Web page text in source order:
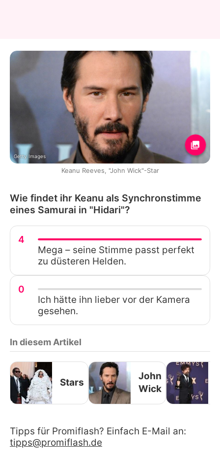
Getty Images
Keanu Reeves, "John Wick"-Star
Wie findet ihr Keanu als Synchronstimme
eines Samurai in "Hidari"?
4
Mega – seine Stimme passt perfekt
zu düsteren Helden.
0
Ich hätte ihn lieber vor der Kamera
gesehen.
In diesem Artikel
Stars
John
Wick
Tipps für Promiflash? Einfach E-Mail an:
tipps@promiflash.de